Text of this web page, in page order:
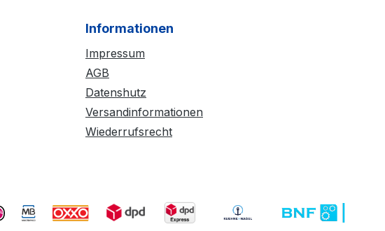
Informationen
Impressum
AGB
Datenshutz
Versandinformationen
Wiederrufsrecht